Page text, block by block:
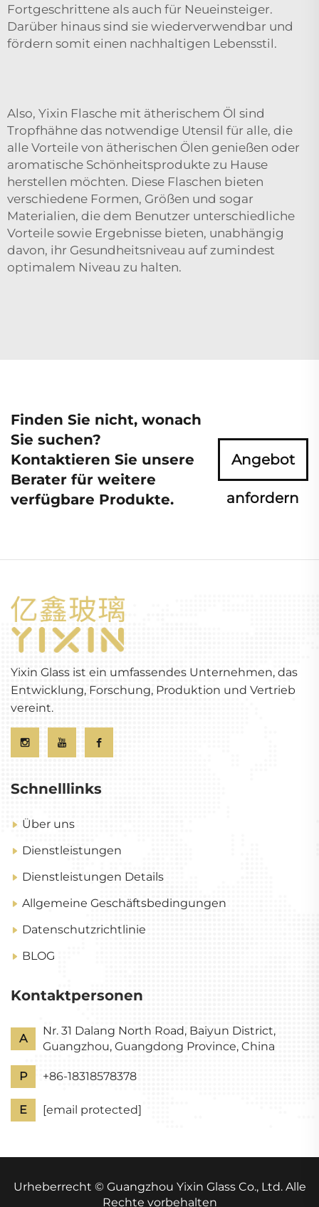
Fortgeschrittene als auch für Neueinsteiger.
Darüber hinaus sind sie wiederverwendbar und
fördern somit einen nachhaltigen Lebensstil.
Also, Yixin Flasche mit ätherischem Öl sind
Tropfhähne das notwendige Utensil für alle, die
alle Vorteile von ätherischen Ölen genießen oder
aromatische Schönheitsprodukte zu Hause
herstellen möchten. Diese Flaschen bieten
verschiedene Formen, Größen und sogar
Materialien, die dem Benutzer unterschiedliche
Vorteile sowie Ergebnisse bieten, unabhängig
davon, ihr Gesundheitsniveau auf zumindest
optimalem Niveau zu halten.
Finden Sie nicht, wonach
Sie suchen?
Kontaktieren Sie unsere
Berater für weitere
verfügbare Produkte.
Angebot
anfordern
Yixin Glass ist ein umfassendes Unternehmen, das
Entwicklung, Forschung, Produktion und Vertrieb
vereint.
Schnelllinks
Über uns
Dienstleistungen
Dienstleistungen Details
Allgemeine Geschäftsbedingungen
Datenschutzrichtlinie
BLOG
Kontaktpersonen
A
Nr. 31 Dalang North Road, Baiyun District,
Guangzhou, Guangdong Province, China
P +86-18318578378
E [email protected]
Urheberrecht © Guangzhou Yixin Glass Co., Ltd. Alle
Rechte vorbehalten